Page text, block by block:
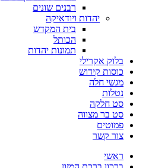
רבנים שונים
יהדות ויודאיקה
בית המקדש
הכותל
תמונות יהדות
בלוק אקרילי
כוסות קידוש
מגשי חלה
נטלות
סט חלקה
סט בר מצווה
פמוטים
צור קשר
ראשי